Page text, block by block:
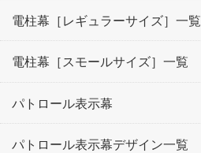
電柱幕［レギュラーサイズ］一覧
電柱幕［スモールサイズ］一覧
パトロール表示幕
パトロール表示幕デザイン一覧